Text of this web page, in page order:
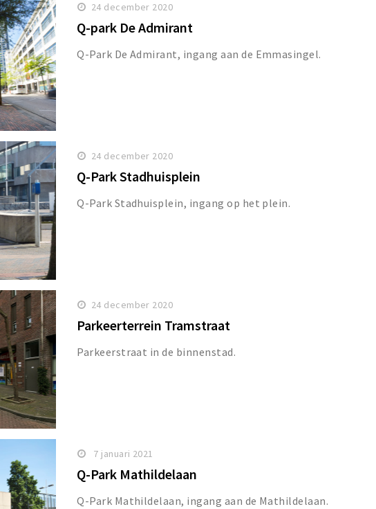
24 december 2020
Q-park De Admirant
Q-Park De Admirant, ingang aan de Emmasingel.
24 december 2020
Q-Park Stadhuisplein
Q-Park Stadhuisplein, ingang op het plein.
24 december 2020
Parkeerterrein Tramstraat
Parkeerstraat in de binnenstad.
7 januari 2021
Q-Park Mathildelaan
Q-Park Mathildelaan, ingang aan de Mathildelaan.